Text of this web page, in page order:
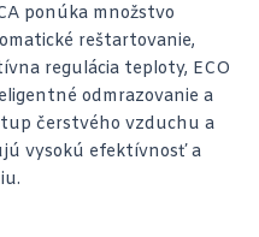
ponúka množstvo
reštartovanie,
regulácia teploty, ECO
odmrazovanie a
čerstvého vzduchu a
vysokú efektívnosť a